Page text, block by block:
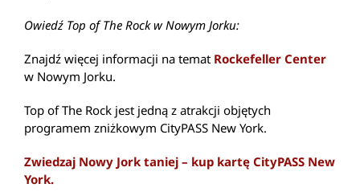
Owiedź Top of The Rock w Nowym Jorku:
Znajdź więcej informacji na temat Rockefeller Center
w Nowym Jorku.
Top of The Rock jest jedną z atrakcji objętych
programem zniżkowym CityPASS New York.
Zwiedzaj Nowy Jork taniej – kup kartę CityPASS New
York.